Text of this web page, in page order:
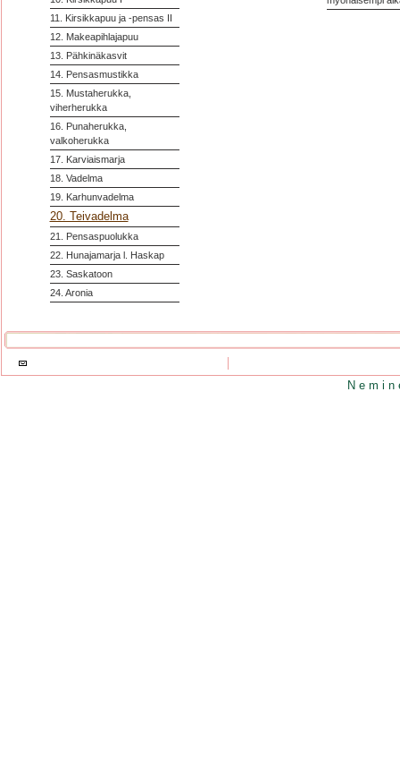
11. Kirsikkapuu ja -pensas II
12. Makeapihlajapuu
13. Pähkinäkasvit
14. Pensasmustikka
15. Mustaherukka,
viherherukka
16. Punaherukka,
valkoherukka
17. Karviaismarja
18. Vadelma
19. Karhunvadelma
20. Teivadelma
21. Pensaspuolukka
22. Hunajamarja l. Haskap
23. Saskatoon
24. Aronia
N e m i